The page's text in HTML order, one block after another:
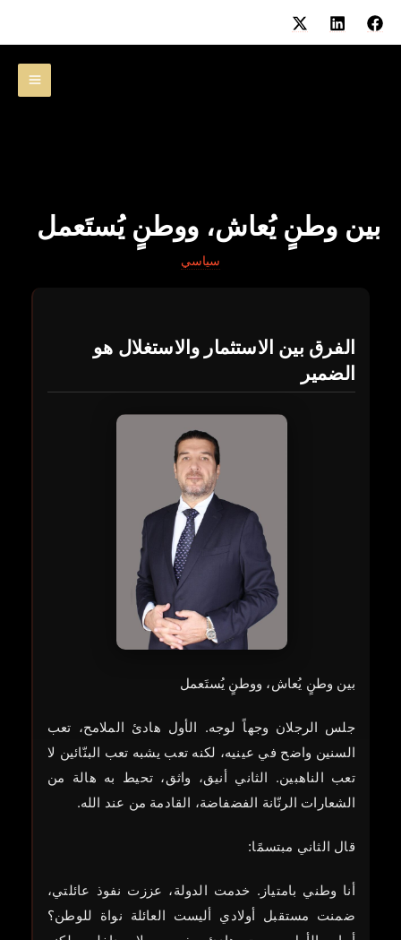
تخطي
إلى
بين وطنٍ يُعاش، ووطنٍ يُستَعمل
سياسي
الفرق بين الاستثمار والاستغلال هو
الضمير
بين وطنٍ يُعاش، ووطنٍ يُستَعمل
جلس الرجلان وجهاً لوجه. الأول هادئ الملامح، تعب
السنين واضح في عينيه، لكنه تعب يشبه تعب البنّائين لا
تعب الناهبين. الثاني أنيق، واثق، تحيط به هالة من
الشعارات الرنّانة الفضفاضة، القادمة من عند الله.
قال الثاني مبتسمًا:
أنا وطني بامتياز. خدمت الدولة، عززت نفوذ عائلتي،
ضمنت مستقبل أولادي أليست العائلة نواة للوطن؟